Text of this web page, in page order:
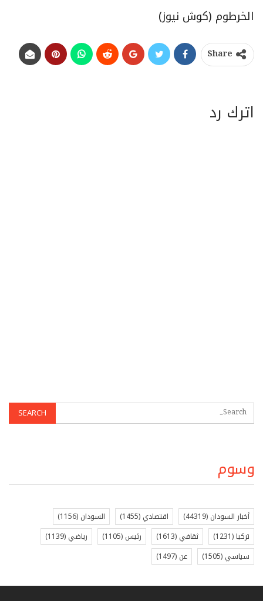
الخرطوم (كوش نيوز)
Share
اترك رد
وسوم
أخبار السودان (44319) اقتصادي (1455) السودان (1156)
تركيا (1231) ثقافي (1613) رئيس (1105) رياضي (1139)
سياسي (1505) عن (1497)